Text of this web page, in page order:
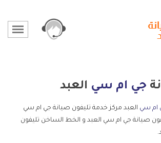
جي ام سي العبد
ام سي العبد مركز خدمة تليفون صيانة جي ام سي
صيانة جي ام سي العبد و الخط الساخن تليفون